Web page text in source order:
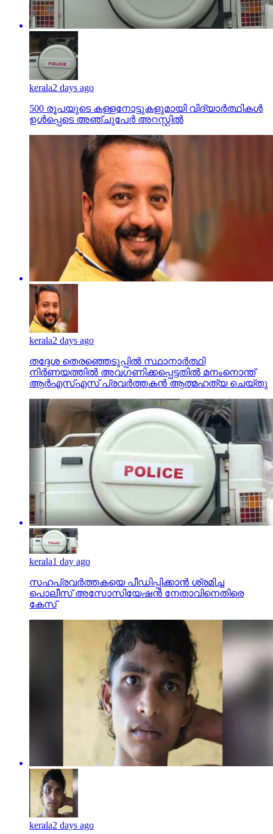
kerala2 days ago
500 രൂപയുടെ കള്ളനോട്ടുകളുമായി വിദ്യാര്‍ത്ഥികള്‍
ഉള്‍പ്പെടെ അഞ്ചുപേര്‍ അറസ്റ്റില്‍
kerala2 days ago
തദ്ദേശ തെരഞ്ഞെടുപ്പില്‍ സ്ഥാനാര്‍ത്ഥി
നിര്‍ണയത്തില്‍ അവഗണിക്കപ്പെട്ടതില്‍ മനംനൊന്ത്
ആര്‍എസ്എസ് പ്രവര്‍ത്തകന്‍ ആത്മഹത്യ ചെയ്തു
kerala1 day ago
സഹപ്രവര്‍ത്തകയെ പീഡിപ്പിക്കാന്‍ ശ്രമിച്ച
പൊലീസ് അസോസിയേഷന്‍ നേതാവിനെതിരെ
കേസ്
kerala2 days ago